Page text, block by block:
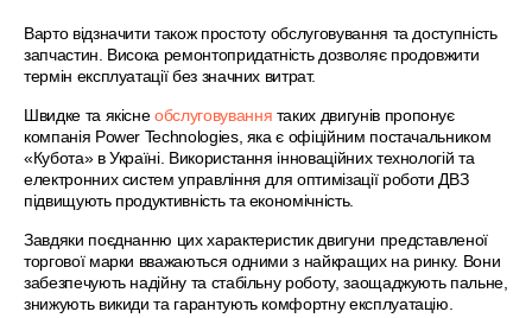
Варто відзначити також простоту обслуговування та доступність
запчастин. Висока ремонтопридатність дозволяє продовжити
термін експлуатації без значних витрат.
Швидке та якіснеобслуговування таких двигунів пропонує
компанія Power Technologies, яка є офіційним постачальником
«Кубота» в Україні. Використання інноваційних технологій та
електронних систем управління для оптимізації роботи ДВЗ
підвищують продуктивність та економічність.
Завдяки поєднанню цих характеристик двигуни представленої
торгової марки вважаються одними з найкращих на ринку. Вони
забезпечують надійну та стабільну роботу, заощаджують пальне,
знижують викиди та гарантують комфортну експлуатацію.